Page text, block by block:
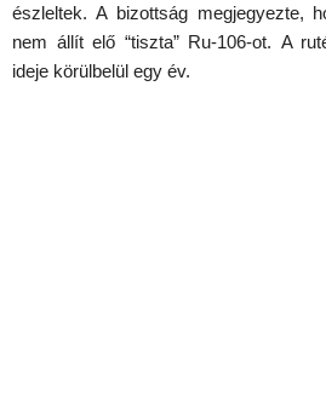
észleltek. A bizottság megjegyezte,
nem állít elő “tiszta” Ru-106-ot. A
ideje körülbelül egy év.